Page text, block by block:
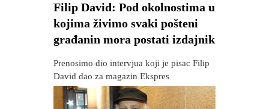
Filip David: Pod okolnostima u
kojima živimo svaki pošteni
građanin mora postati izdajnik
Prenosimo dio intervjua koji je pisac Filip
David dao za magazin Ekspres